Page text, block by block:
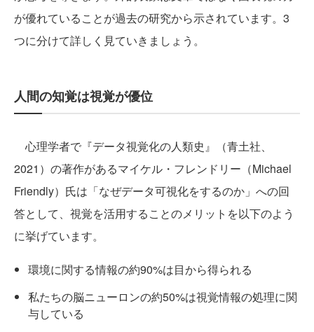
が優れていることが過去の研究から示されています。3
つに分けて詳しく見ていきましょう。
人間の知覚は視覚が優位
心理学者で『データ視覚化の人類史』（青土社、
2021）の著作があるマイケル・フレンドリー（Michael
Friendly）氏は「なぜデータ可視化をするのか」への回
答として、視覚を活用することのメリットを以下のよう
に挙げています。
環境に関する情報の約90%は目から得られる
私たちの脳ニューロンの約50%は視覚情報の処理に関
与している